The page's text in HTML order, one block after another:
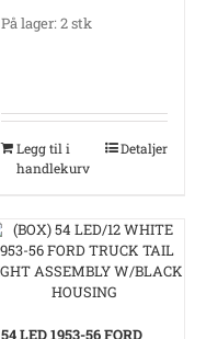
På lager: 2 stk
Legg til i
handlekurv
Detaljer